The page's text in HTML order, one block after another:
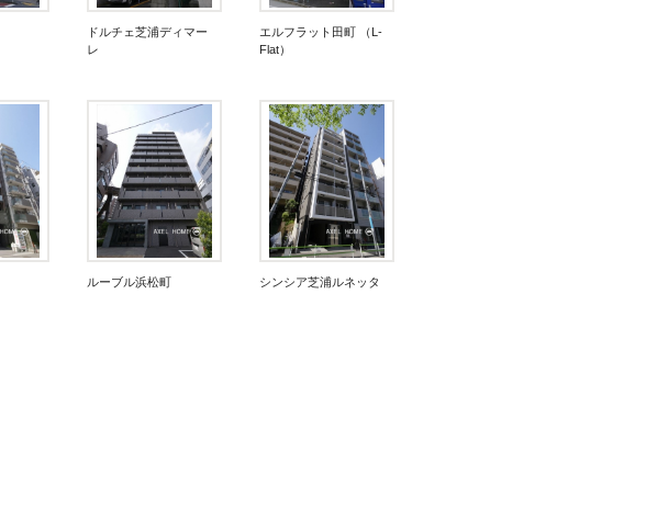
ドルチェ芝浦ディマー
レ
エルフラット田町 （L-
Flat）
ルーブル浜松町 シンシア芝浦ルネッタ